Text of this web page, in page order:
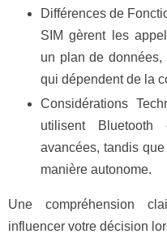
Différences de
SIM gèrent les
un plan de données,
qui dépendent de la
Considérations
utilisent
avancées, tandis
manière autonome.
Une compréhension
influencer votre décision